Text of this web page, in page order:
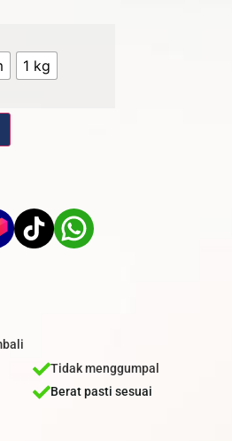
1 kg
Tidak menggumpal
Berat pasti sesuai